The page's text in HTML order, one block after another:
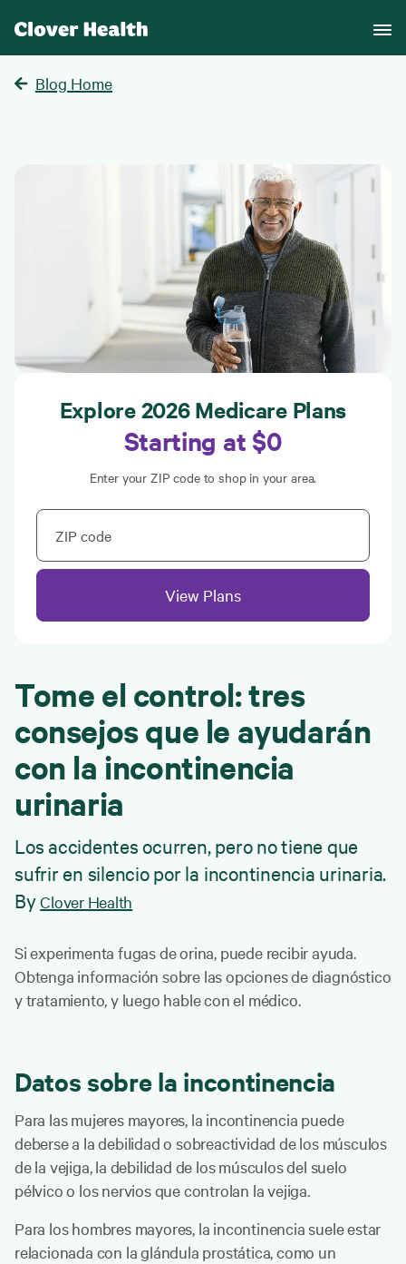
Blog Home
Explore 2026 Medicare Plans
Starting at $0
Enter your ZIP code to shop in your area.
ZIP code
View Plans
Tome el control: tres
consejos que le ayudarán
con la incontinencia
urinaria
Los accidentes ocurren, pero no tiene que
sufrir en silencio por la incontinencia urinaria.
ByClover Health
Si experimenta fugas de orina, puede recibir ayuda.
Obtenga información sobre las opciones de diagnóstico
y tratamiento, y luego hable con el médico.
Datos sobre la incontinencia
Para las mujeres mayores, la incontinencia puede
deberse a la debilidad o sobreactividad de los músculos
de la vejiga, la debilidad de los músculos del suelo
pélvico o los nervios que controlan la vejiga.
Para los hombres mayores, la incontinencia suele estar
relacionada con la glándula prostática, como un